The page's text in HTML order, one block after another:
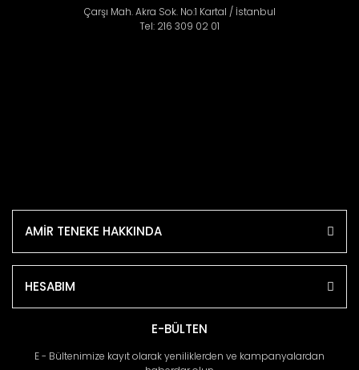
Çarşı Mah. Akra Sok. No:1 Kartal / İstanbul
Tel: 216 309 02 01
AMİR TENEKE HAKKINDA
HESABIM
E-BÜLTEN
E - Bültenimize kayıt olarak yeniliklerden ve kampanyalardan